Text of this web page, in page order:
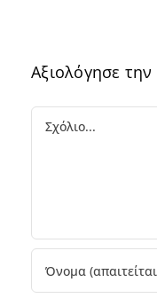
Αξιολόγησε
Comment